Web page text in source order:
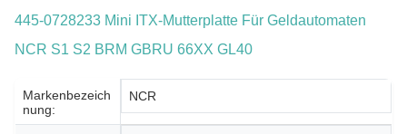
445-0728233 Mini ITX-Mutterplatte Für Geldautomaten
NCR S1 S2 BRM GBRU 66XX GL40
Markenbezeich
Nung:
NCR